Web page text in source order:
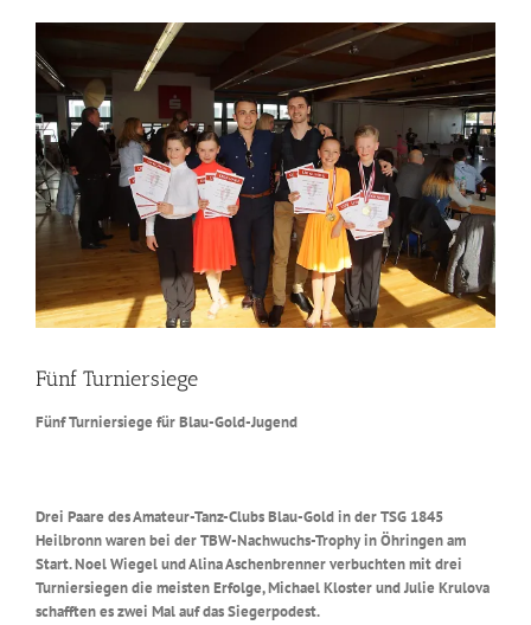
grösseres
Bild
Fünf Turniersiege
Fünf Turniersiege für Blau-Gold-Jugend
Drei Paare des Amateur-Tanz-Clubs Blau-Gold in der TSG 1845
Heilbronn waren bei der TBW-Nachwuchs-Trophy in Öhringen am
Start. Noel Wiegel und Alina Aschenbrenner verbuchten mit drei
Turniersiegen die meisten Erfolge, Michael Kloster und Julie Krulova
schafften es zwei Mal auf das Siegerpodest.